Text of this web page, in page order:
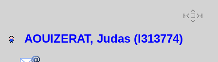
AOUIZERAT, Judas (I313774)